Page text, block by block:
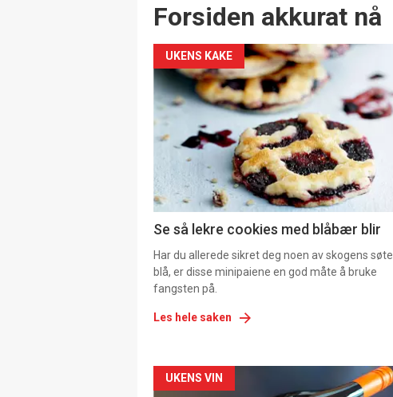
Forsiden akkurat nå
UKENS KAKE
Se så lekre cookies med blåbær blir
Har du allerede sikret deg noen av skogens søte
blå, er disse minipaiene en god måte å bruke
fangsten på.
Les hele saken
Forsiden
UKENS VIN